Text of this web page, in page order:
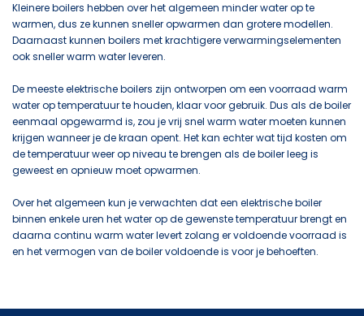
Kleinere boilers hebben over het algemeen minder water op te
warmen, dus ze kunnen sneller opwarmen dan grotere modellen.
Daarnaast kunnen boilers met krachtigere verwarmingselementen
ook sneller warm water leveren.
De meeste elektrische boilers zijn ontworpen om een voorraad warm
water op temperatuur te houden, klaar voor gebruik. Dus als de boiler
eenmaal opgewarmd is, zou je vrij snel warm water moeten kunnen
krijgen wanneer je de kraan opent. Het kan echter wat tijd kosten om
de temperatuur weer op niveau te brengen als de boiler leeg is
geweest en opnieuw moet opwarmen.
Over het algemeen kun je verwachten dat een elektrische boiler
binnen enkele uren het water op de gewenste temperatuur brengt en
daarna continu warm water levert zolang er voldoende voorraad is
en het vermogen van de boiler voldoende is voor je behoeften.